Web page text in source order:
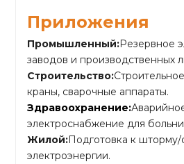
Приложения
Промышленный:Резервное
заводов и производственных
Строительство:
краны, сварочные аппараты.
Здравоохранение:
электроснабжение для
Жилой:Подготовка к
электроэнергии.